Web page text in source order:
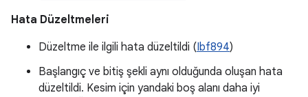
Hata Düzeltmeleri
Düzeltme ile ilgili hata düzeltildi (Ibf894)
Başlangıç ve bitiş şekli aynı olduğunda oluşan hata
düzeltildi. Kesim için yandaki boş alanı daha iyi